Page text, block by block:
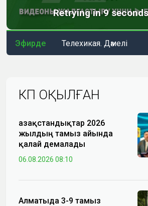
Эфирде Телехикая. Дәмелі
КӨП ОҚЫЛҒАН
Қазақстандықтар 2026
жылдың тамыз айында
қалай демалады
06.08.2026 08:10
Алматыда 3-9 тамыз